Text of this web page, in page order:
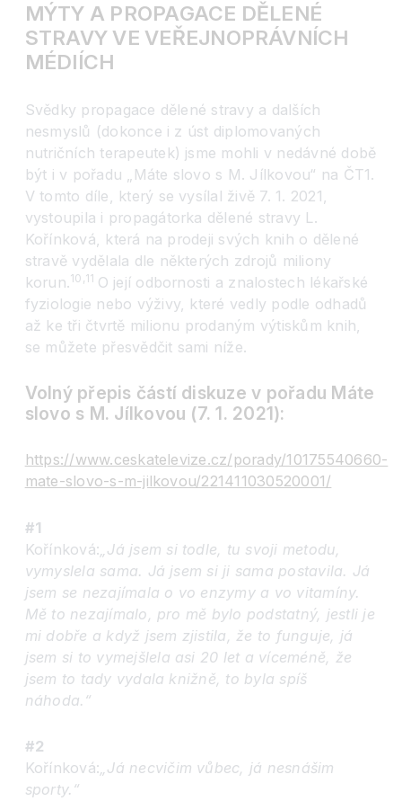
MÝTY A PROPAGACE DĚLENÉ
STRAVY VE VEŘEJNOPRÁVNÍCH
MÉDIÍCH
Svědky propagace dělené stravy a dalších
nesmyslů (dokonce i z úst diplomovaných
nutričních terapeutek) jsme mohli v nedávné době
být i v pořadu „Máte slovo s M. Jílkovou“ na ČT1.
V tomto díle, který se vysílal živě 7. 1. 2021,
vystoupila i propagátorka dělené stravy L.
Kořínková, která na prodeji svých knih o dělené
stravě vydělala dle některých zdrojů miliony
korun.10,11 O její odbornosti a znalostech lékařské
fyziologie nebo výživy, které vedly podle odhadů
až ke tři čtvrtě milionu prodaným výtiskům knih,
se můžete přesvědčit sami níže.
Volný přepis částí diskuze v pořadu Máte
slovo s M. Jílkovou (7. 1. 2021):
https://www.ceskatelevize.cz/porady/10175540660-
mate-slovo-s-m-jilkovou/221411030520001/
#1
Kořínková: „Já jsem si todle, tu svoji metodu,
vymyslela sama. Já jsem si ji sama postavila. Já
jsem se nezajímala o vo enzymy a vo vitamíny.
Mě to nezajímalo, pro mě bylo podstatný, jestli je
mi dobře a když jsem zjistila, že to funguje, já
jsem si to vymejšlela asi 20 let a víceméně, že
jsem to tady vydala knižně, to byla spíš
náhoda.“
#2
Kořínková:„Já necvičim vůbec, já nesnášim
sporty.“